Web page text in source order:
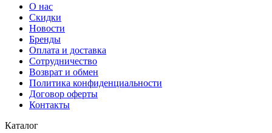
О нас
Скидки
Новости
Бренды
Оплата и доставка
Сотрудничество
Возврат и обмен
Политика конфиденциальности
Договор оферты
Контакты
Каталог